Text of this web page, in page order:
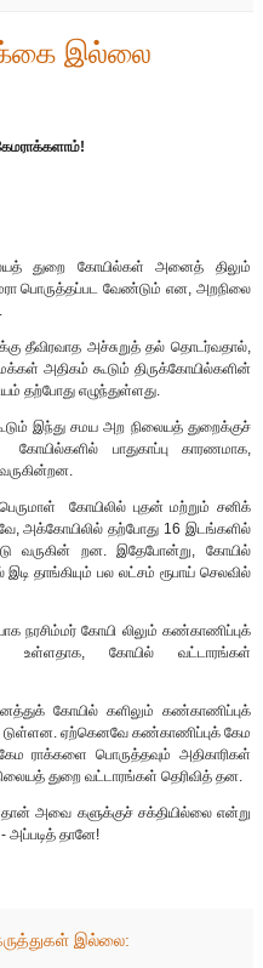
இல்லை
துறை கோயில்கள் அனைத் திலும்
பொருத்தப்பட வேண்டும் என, அறநிலை
தீவிரவாத அச்சுறுத் தல் தொடர்வதால்,
மக்கள் அதிகம் கூடும் திருக்கோயில்களின்
தற்போது எழுந்துள்ளது.
இந்து சமய அற நிலையத் துறைக்குச்
பாதுகாப்பு காரணமாக,
கோயிலில் புதன் மற்றும் சனிக்
அக்கோயிலில் தற்போது 16 இடங்களில்
வருகின் றன. இதேபோன்று, கோயில்
தாங்கியும் பல லட்சம் ரூபாய் செலவில்
கோயி லிலும் கண்காணிப்புக்
உள்ளதாக, கோயில் வட்டாரங்கள்
கோயில் களிலும் கண்காணிப்புக்
டுள்ளன. ஏற்கெனவே கண்காணிப்புக் கேம
ராக்களை பொருத்தவும் அதிகாரிகள்
துறை வட்டாரங்கள் தெரிவித் தன.
அவை களுக்குச் சக்தியில்லை என்று
அப்படித் தானே!
இல்லை: